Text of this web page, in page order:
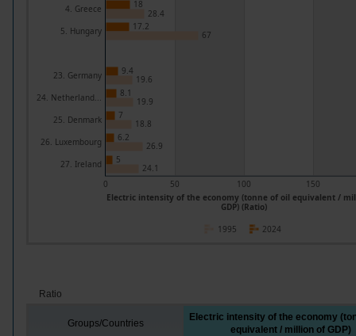
Electric intensity of the economy (tonne of oil equivalent /
GDP) (Ratio)
0 50 100 150
4. Greece
5. Hungary
23. Germany
24. Netherland...
25. Denmark
26. Luxembourg
27. Ireland
18
17.2
9.4
8.1
7
6.2
5
28.4
67
19.6
19.9
18.8
26.9
24.1
2024
1995
Ratio
Groups/Countries
Electric intensity of the economy
equivalent / million of GDP)